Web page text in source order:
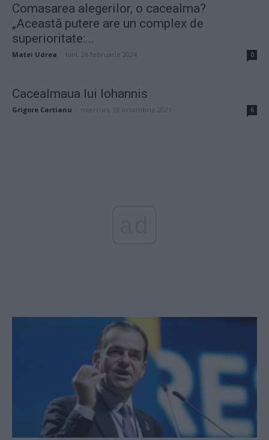
Comasarea alegerilor, o cacealma?
„Această putere are un complex de
superioritate:...
Matei Udrea luni, 26 februarie 2024 0
Cacealmaua lui Iohannis
Grigore Cartianu miercuri, 13 octombrie 2021 6